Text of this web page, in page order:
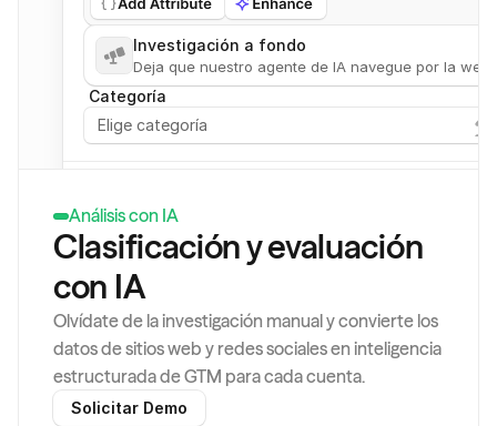
Análisis con IA
Clasificación y evaluación
con IA
Olvídate de la investigación manual y convierte los
datos de sitios web y redes sociales en inteligencia
estructurada de GTM para cada cuenta.
Solicitar Demo
Investigación a fondo
Deja que nuestro agente de IA navegue por la
Categoría
Elige categoría